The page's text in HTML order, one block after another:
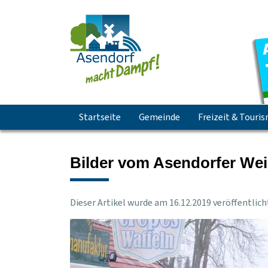
Navigation
überspringen
Startseite Gemeinde Freizeit &
Bilder vom Asendorfer
Dieser Artikel wurde am 16.12.2019